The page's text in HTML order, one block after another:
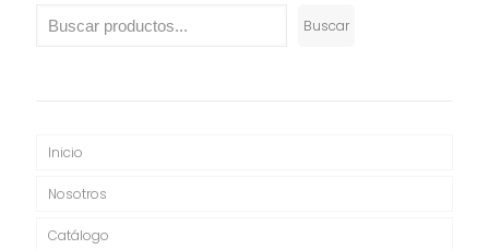
Buscar
Inicio
Nosotros
Catálogo